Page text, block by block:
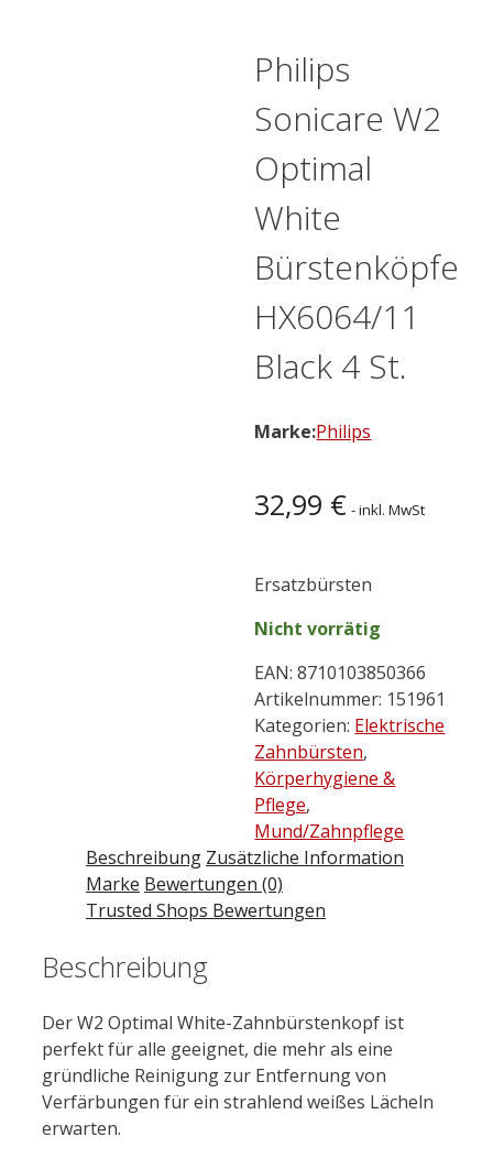
Philips
Sonicare W2
Optimal
White
Bürstenköpfe
HX6064/11
Black 4 St.
Marke:Philips
32,99 € - inkl. MwSt
Ersatzbürsten
Nicht vorrätig
EAN:8710103850366
Artikelnummer: 151961
Kategorien: Elektrische
Zahnbürsten,
Körperhygiene &
Pflege,
Mund/Zahnpflege
Beschreibung Zusätzliche Information
Marke Bewertungen (0)
Trusted Shops Bewertungen
Beschreibung
Der W2 Optimal White-Zahnbürstenkopf ist
perfekt für alle geeignet, die mehr als eine
gründliche Reinigung zur Entfernung von
Verfärbungen für ein strahlend weißes Lächeln
erwarten.